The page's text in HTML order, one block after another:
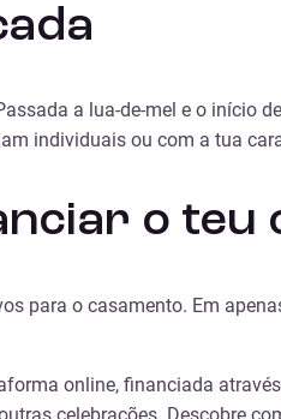
a lua-de-mel e o início
individuais ou com a tua
o teu
para o casamento. Em
online, financiada
celebrações. Descobre